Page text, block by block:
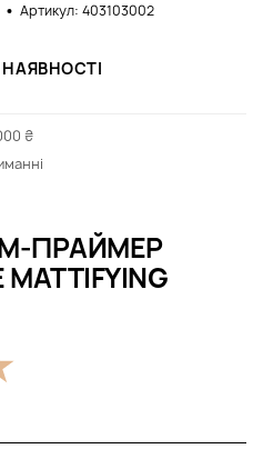
ПРАЙМЕР
MATTIFYING
Артикул: 403103002
₴